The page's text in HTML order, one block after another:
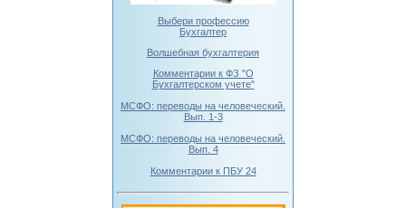
Выбери профессию
Бухгалтер
Волшебная бухгалтерия
Комментарии к ФЗ "О
Бухгалтерском учете"
МСФО: переводы на человеческий.
Вып. 1-3
МСФО: переводы на человеческий.
Вып. 4
Комментарии к ПБУ 24